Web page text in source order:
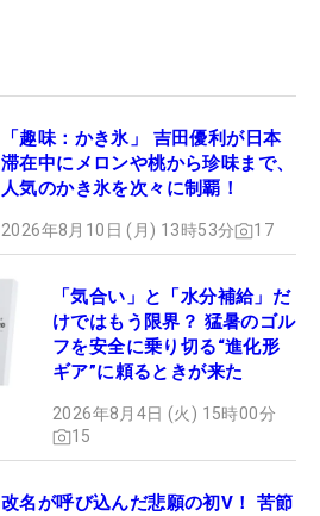
「趣味：かき氷」 吉田優利が日本
滞在中にメロンや桃から珍味まで、
人気のかき氷を次々に制覇！
2026年8月10日 (月) 13時53分 17
「気合い」と「水分補給」だ
けではもう限界？ 猛暑のゴル
フを安全に乗り切る“進化形
ギア”に頼るときが来た
2026年8月4日 (火) 15時00分
15
改名が呼び込んだ悲願の初V！ 苦節